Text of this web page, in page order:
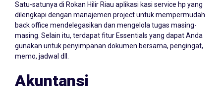
dilengkapi dengan manajemen project untuk mempermudah
back office mendelegasikan dan mengelola tugas masing-
masing. Selain itu, terdapat fitur Essentials yang dapat Anda
gunakan untuk penyimpanan dokumen bersama, pengingat,
memo, jadwal dll.
Akuntansi